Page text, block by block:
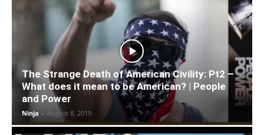
The Strange Death of American Civility: Pt2 –
What does it mean to be American? | People
and Power
Ninja - August 8, 2019